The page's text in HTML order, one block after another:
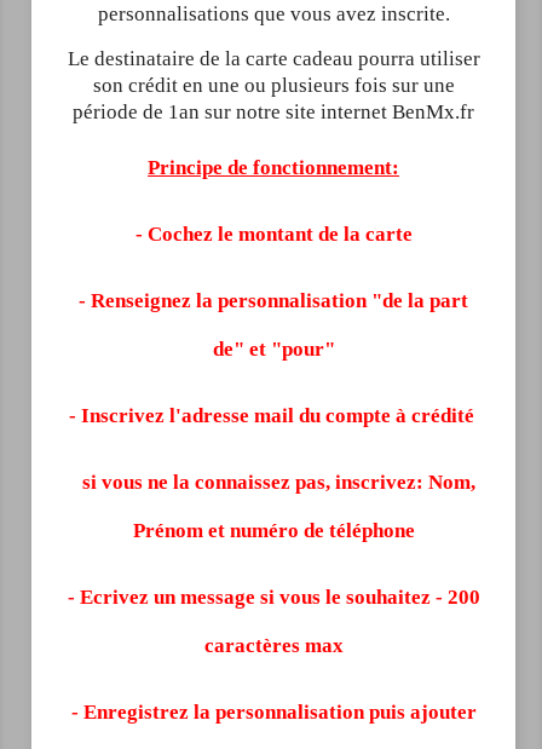
personnalisations que vous avez inscrite.
Le destinataire de la carte cadeau pourra utiliser
son crédit en une ou plusieurs fois sur une
période de 1an sur notre site internet BenMx.fr
Principe de fonctionnement:
- Cochez le montant de la carte
- Renseignez la personnalisation "de la part
de" et "pour"
- Inscrivez l'adresse mail du compte à crédité
si vous ne la connaissez pas, inscrivez: Nom,
Prénom et numéro de téléphone
- Ecrivez un message si vous le souhaitez - 200
caractères max
- Enregistrez la personnalisation puis ajouter